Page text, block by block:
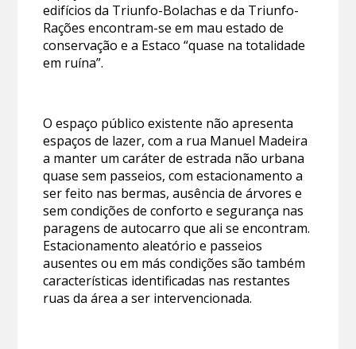
edifícios da Triunfo-Bolachas e da Triunfo-
Rações encontram-se em mau estado de
conservação e a Estaco “quase na totalidade
em ruína”.
O espaço público existente não apresenta
espaços de lazer, com a rua Manuel Madeira
a manter um caráter de estrada não urbana
quase sem passeios, com estacionamento a
ser feito nas bermas, ausência de árvores e
sem condições de conforto e segurança nas
paragens de autocarro que ali se encontram.
Estacionamento aleatório e passeios
ausentes ou em más condições são também
características identificadas nas restantes
ruas da área a ser intervencionada.